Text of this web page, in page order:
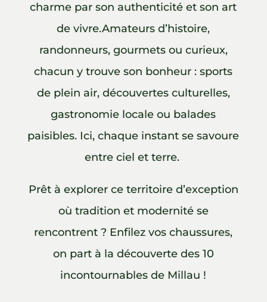
charme par son authenticité et son art
de vivre.Amateurs d’histoire,
randonneurs, gourmets ou curieux,
chacun y trouve son bonheur : sports
de plein air, découvertes culturelles,
gastronomie locale ou balades
paisibles. Ici, chaque instant se savoure
entre ciel et terre.
Prêt à explorer ce territoire d’exception
où tradition et modernité se
rencontrent ? Enfilez vos chaussures,
on part à la découverte des 10
incontournables de Millau !